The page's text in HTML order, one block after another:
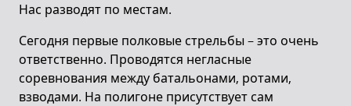
Нас разводят по местам.
Сегодня первые полковые стрельбы – это очень
ответственно. Проводятся негласные
соревнования между батальонами, ротами,
взводами. На полигоне присутствует сам